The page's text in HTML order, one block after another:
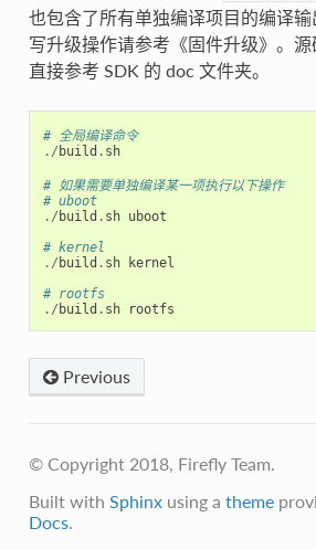
也包含了所有单独编译项目的编译
写升级操作请参考《固件升级》。
直接参考 SDK 的 doc 文件夹。
# 全局编译命令
./ build . sh
# 如果需要单独编译某一项执行以下操作
# uboot
./ build . sh uboot
# kernel
./ build . sh
kernel
# rootfs
./ build . sh rootfs
Previous
© Copyright 2018, Firefly Team.
Built with Sphinxusing a theme
Docs.